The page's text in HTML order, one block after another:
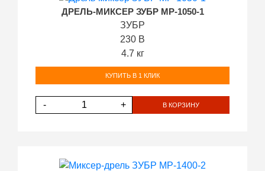
ДРЕЛЬ-МИКСЕР ЗУБР МР-1050-1
ЗУБР
230 В
4.7 кг
КУПИТЬ В 1 КЛИК
- + В КОРЗИНУ